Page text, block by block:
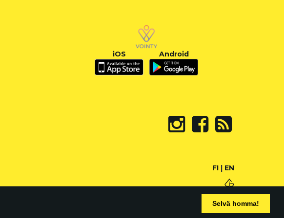
Selvä homma!
iOS Android
FI | EN